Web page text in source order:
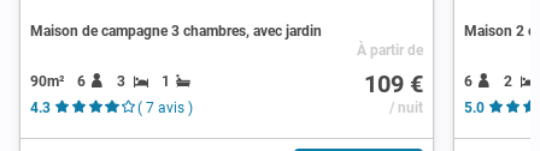
Maison de campagne 3 chambres, avec jardin
90m² 6 3
1
4.3
( 7 avis )
À partir de
109 €
/ nuit
Maison 2
6
2
5.0